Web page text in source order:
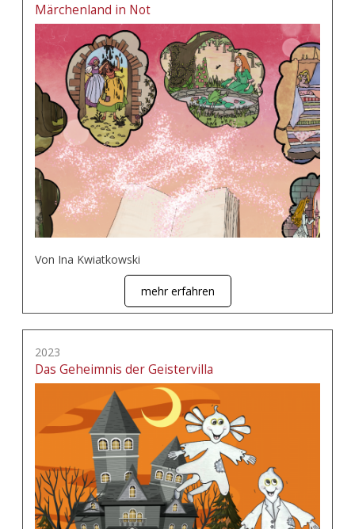
Märchenland in Not
Von Ina Kwiatkowski
mehr erfahren
2023
Das Geheimnis der Geistervilla